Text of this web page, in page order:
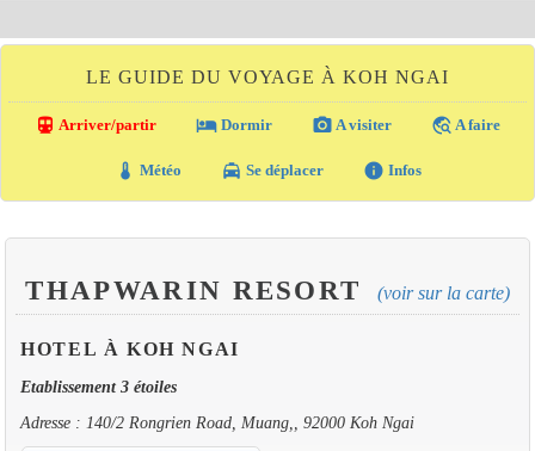
LE GUIDE DU VOYAGE À KOH NGAI
directions_transit Arriver/partir local_hotel Dormir photo_camera A visiter travel_explore A faire
thermostat Météo local_taxi Se déplacer info Infos
THAPWARIN RESORT (voir sur la carte)
HOTEL À KOH NGAI
Etablissement 3 étoiles
Adresse : 140/2 Rongrien Road, Muang,, 92000 Koh Ngai